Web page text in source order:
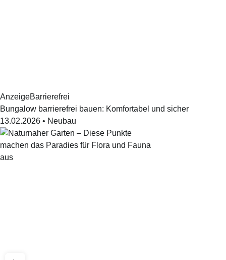
AnzeigeBarrierefrei
Bungalow barrierefrei bauen: Komfortabel und sicher
13.02.2026 • Neubau